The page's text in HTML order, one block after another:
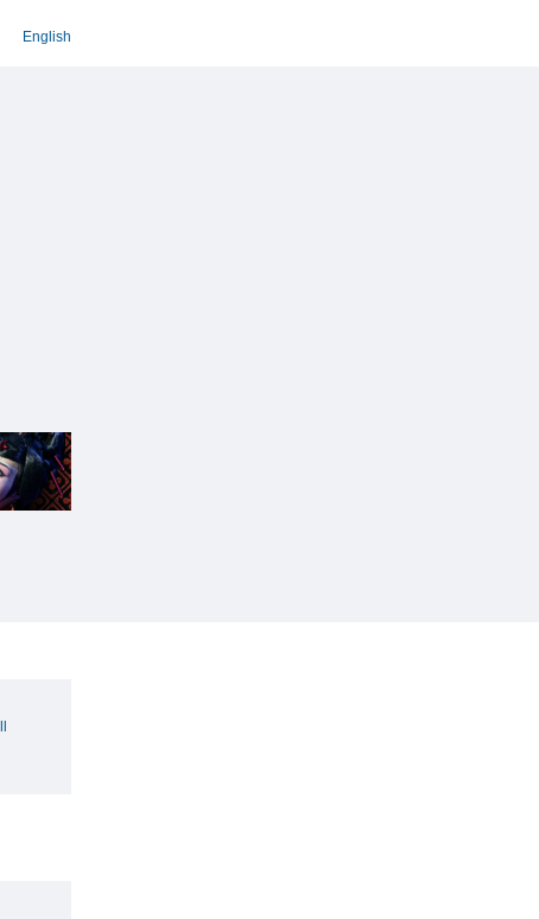
English